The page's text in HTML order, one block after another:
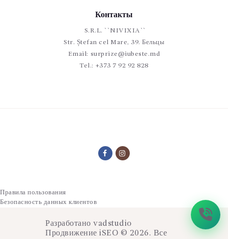
Контакты
S.R.L. ``NIVIXIA``
Str. Ștefan cel Mare, 39. Бельцы
Email: surprize@iubeste.md
Tel.: +373 7 92 92 828
Правила пользования
Безопасность данных клиентов
Разработано vadstudio
Продвижение iSEO © 2026. Все